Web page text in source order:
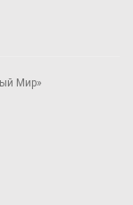
Мир»